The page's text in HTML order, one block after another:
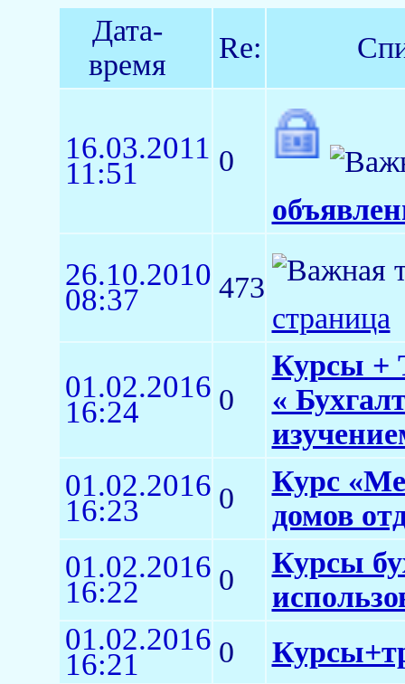
Дата-
время
Re:
16.03.2011
11:51
0
26.10.2010
08:37
473
страница
01.02.2016
16:24 0
Курсы +
«
01.02.2016
16:23 0
Курс
домов
01.02.2016
16:22 0
Курсы
01.02.2016
16:21 0